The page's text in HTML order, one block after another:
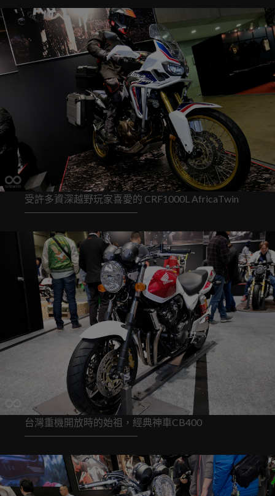
受許多資深越野玩家喜愛的 CRF1000L AfricaTwin
台灣重機開放時的始祖，經典神車CB400